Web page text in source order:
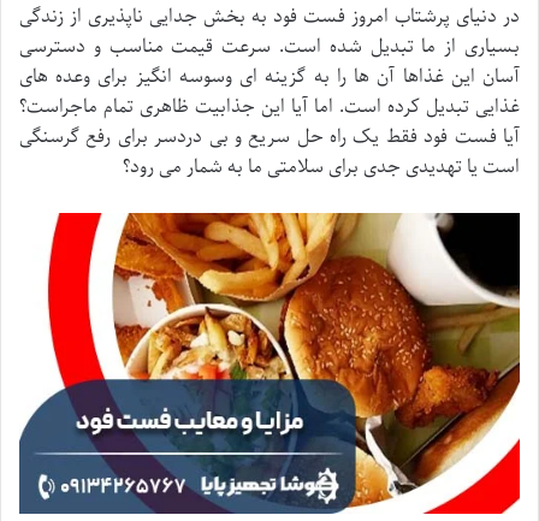
در دنیای پرشتاب امروز فست فود به بخش جدایی ناپذیری از زندگی
بسیاری از ما تبدیل شده است. سرعت قیمت مناسب و دسترسی
آسان این غذاها آن ها را به گزینه ای وسوسه انگیز برای وعده های
غذایی تبدیل کرده است. اما آیا این جذابیت ظاهری تمام ماجراست؟
آیا فست فود فقط یک راه حل سریع و بی دردسر برای رفع گرسنگی
است یا تهدیدی جدی برای سلامتی ما به شمار می رود؟